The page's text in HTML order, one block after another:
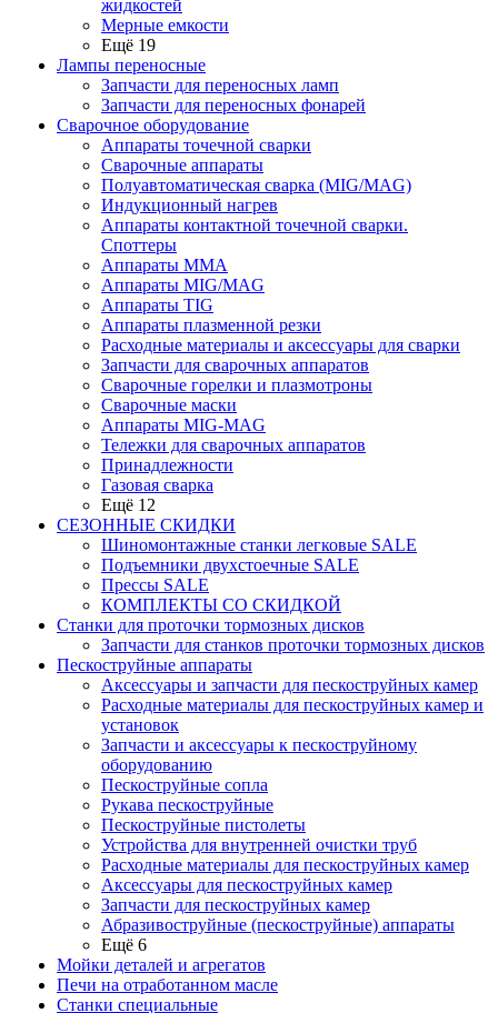
жидкостей
Мерные емкости
Ещё 19
Лампы переносные
Запчасти для переносных ламп
Запчасти для переносных фонарей
Сварочное оборудование
Аппараты точечной сварки
Сварочные аппараты
Полуавтоматическая сварка (MIG/MAG)
Индукционный нагрев
Аппараты контактной точечной сварки.
Споттеры
Аппараты MMA
Аппараты MIG/MAG
Аппараты TIG
Аппараты плазменной резки
Расходные материалы и аксессуары для сварки
Запчасти для сварочных аппаратов
Сварочные горелки и плазмотроны
Сварочные маски
Аппараты MIG-MAG
Тележки для сварочных аппаратов
Принадлежности
Газовая сварка
Ещё 12
СЕЗОННЫЕ СКИДКИ
Шиномонтажные станки легковые SALE
Подъемники двухстоечные SALE
Прессы SALE
КОМПЛЕКТЫ СО СКИДКОЙ
Станки для проточки тормозных дисков
Запчасти для станков проточки тормозных дисков
Пескоструйные аппараты
Аксессуары и запчасти для пескоструйных камер
Расходные материалы для пескоструйных камер и
установок
Запчасти и аксессуары к пескоструйному
оборудованию
Пескоструйные сопла
Рукава пескоструйные
Пескоструйные пистолеты
Устройства для внутренней очистки труб
Расходные материалы для пескоструйных камер
Аксессуары для пескоструйных камер
Запчасти для пескоструйных камер
Абразивоструйные (пескоструйные) аппараты
Ещё 6
Мойки деталей и агрегатов
Печи на отработанном масле
Станки специальные